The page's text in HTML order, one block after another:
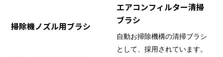
掃除機ノズル用ブラシ
エアコンフィルター清掃
ブラシ
自動お掃除機構の清掃ブラシ
として、採用されています。